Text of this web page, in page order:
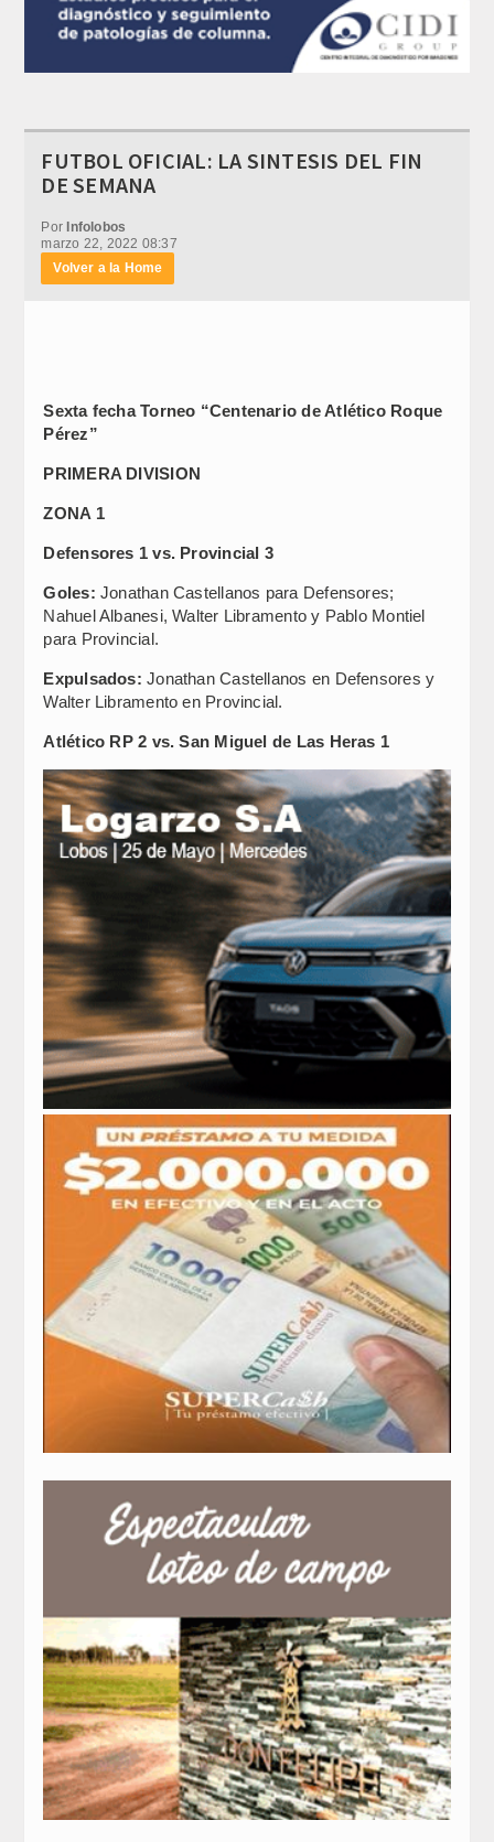
FUTBOL OFICIAL: LA SINTESIS DEL FIN
DE SEMANA
PorInfolobos
marzo 22, 2022 08:37
Volver a la Home
Sexta fecha Torneo “Centenario de Atlético Roque
Pérez”
PRIMERA DIVISION
ZONA 1
Defensores 1 vs. Provincial 3
Goles: Jonathan Castellanos para Defensores;
Nahuel Albanesi, Walter Libramento y Pablo Montiel
para Provincial.
Expulsados:Jonathan Castellanos en Defensores y
Walter Libramento en Provincial.
Atlético RP 2 vs. San Miguel de Las Heras 1